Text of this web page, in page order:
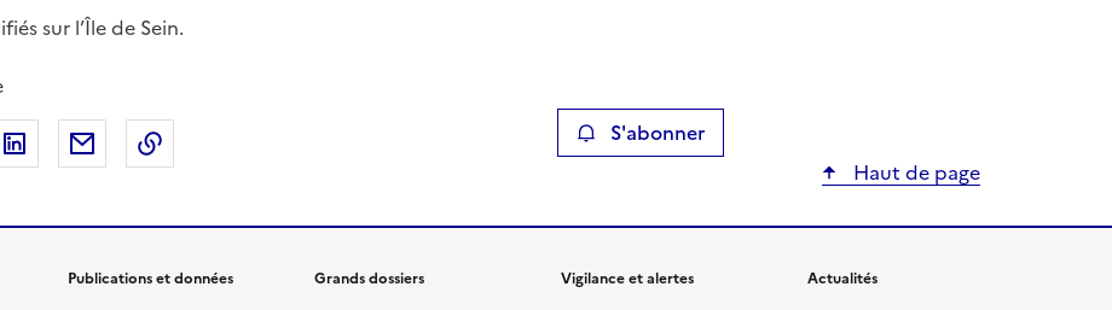
sur l’Île de Sein.
Facebook
sur X
Partager sur LinkedIn
Partager par emailCopier le lien de la page dans le presse-papier S'abonner
Haut de page
Publications et données
Grands dossiers
Vigilance et alertes Actualités